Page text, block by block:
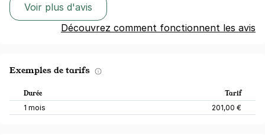
Voir plus d'avis
Découvrez comment fonctionnent les avis
Exemples de tarifs
Durée Tarif
1 mois 201,00 €